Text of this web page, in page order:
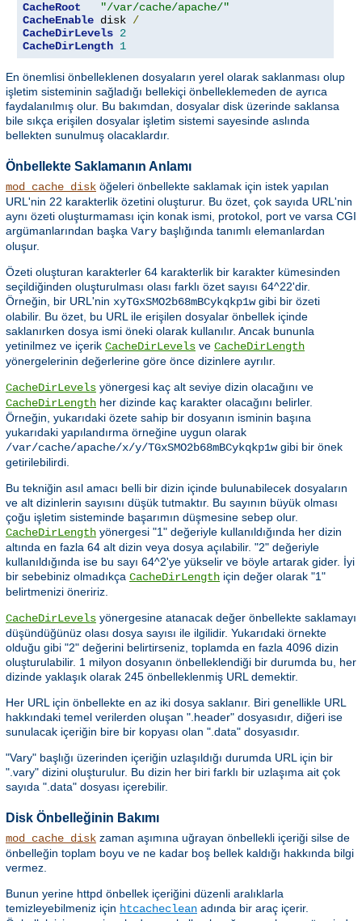
CacheRoot
"/var/cache/apache/"
CacheEnable disk /
CacheDirLevels 2
CacheDirLength 1
En önemlisi önbelleklenen dosyaların yerel olarak saklanması olup
işletim sisteminin sağladığı bellekiçi önbelleklemeden de ayrıca
faydalanılmış olur. Bu bakımdan, dosyalar disk üzerinde saklansa
bile sıkça erişilen dosyalar işletim sistemi sayesinde aslında
bellekten sunulmuş olacaklardır.
Önbellekte Saklamanın Anlamı
mod_cache_disk öğeleri önbellekte saklamak için istek yapılan
URL'nin 22 karakterlik özetini oluşturur. Bu özet, çok sayıda URL'nin
aynı özeti oluşturmaması için konak ismi, protokol, port ve varsa CGI
argümanlarından başka Vary başlığında tanımlı elemanlardan
oluşur.
Özeti oluşturan karakterler 64 karakterlik bir karakter kümesinden
seçildiğinden oluşturulması olası farklı özet sayısı 64^22'dir.
Örneğin, bir URL'nin xyTGxSMO2b68mBCykqkp1wgibi bir özeti
olabilir. Bu özet, bu URL ile erişilen dosyalar önbellek içinde
saklanırken dosya ismi öneki olarak kullanılır. Ancak bununla
yetinilmez ve içerik CacheDirLevels ve CacheDirLength
yönergelerinin değerlerine göre önce dizinlere ayrılır.
CacheDirLevels yönergesi kaç alt seviye dizin olacağını ve
CacheDirLength her dizinde kaç karakter olacağını belirler.
Örneğin, yukarıdaki özete sahip bir dosyanın isminin başına
yukarıdaki yapılandırma örneğine uygun olarak
/var/cache/apache/x/y/TGxSMO2b68mBCykqkp1wgibi bir önek
getirilebilirdi.
Bu tekniğin asıl amacı belli bir dizin içinde bulunabilecek dosyaların
ve alt dizinlerin sayısını düşük tutmaktır. Bu sayının büyük olması
çoğu işletim sisteminde başarımın düşmesine sebep olur.
CacheDirLength yönergesi "1" değeriyle kullanıldığında her dizin
altında en fazla 64 alt dizin veya dosya açılabilir. "2" değeriyle
kullanıldığında ise bu sayı 64^2'ye yükselir ve böyle artarak gider. İyi
bir sebebiniz olmadıkça CacheDirLength için değer olarak "1"
belirtmenizi öneririz.
CacheDirLevels yönergesine atanacak değer önbellekte saklamayı
düşündüğünüz olası dosya sayısı ile ilgilidir. Yukarıdaki örnekte
olduğu gibi "2" değerini belirtirseniz, toplamda en fazla 4096 dizin
oluşturulabilir. 1 milyon dosyanın önbelleklendiği bir durumda bu, her
dizinde yaklaşık olarak 245 önbelleklenmiş URL demektir.
Her URL için önbellekte en az iki dosya saklanır. Biri genellikle URL
hakkındaki temel verilerden oluşan ".header" dosyasıdır, diğeri ise
sunulacak içeriğin bire bir kopyası olan ".data" dosyasıdır.
"Vary" başlığı üzerinden içeriğin uzlaşıldığı durumda URL için bir
".vary" dizini oluşturulur. Bu dizin her biri farklı bir uzlaşıma ait çok
sayıda ".data" dosyası içerebilir.
Disk Önbelleğinin Bakımı
mod_cache_disk zaman aşımına uğrayan önbellekli içeriği silse de
önbelleğin toplam boyu ve ne kadar boş bellek kaldığı hakkında bilgi
vermez.
Bunun yerine httpd önbellek içeriğini düzenli aralıklarla
temizleyebilmeniz için htcacheclean adında bir araç içerir.